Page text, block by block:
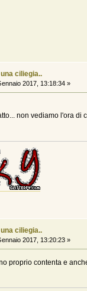
ciliegia..
2017, 13:18:34 »
non vediamo l'ora di
ciliegia..
2017, 13:20:23 »
proprio contenta e